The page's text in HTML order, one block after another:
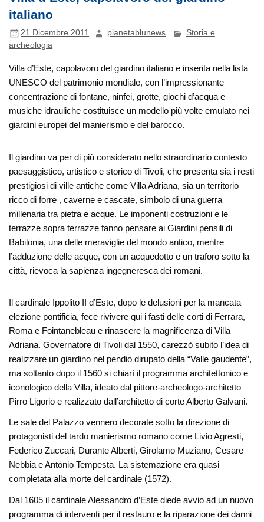
italiano
21 Dicembre 2011 pianetablunews
Storia e
archeologia
Villa d’Este, capolavoro del giardino italiano e inserita nella lista
UNESCO del patrimonio mondiale, con l’impressionante
concentrazione di fontane, ninfei, grotte, giochi d’acqua e
musiche idrauliche costituisce un modello più volte emulato nei
giardini europei del manierismo e del barocco.
Il giardino va per di più considerato nello straordinario contesto
paesaggistico, artistico e storico di Tivoli, che presenta sia i resti
prestigiosi di ville antiche come Villa Adriana, sia un territorio
ricco di forre , caverne e cascate, simbolo di una guerra
millenaria tra pietra e acque. Le imponenti costruzioni e le
terrazze sopra terrazze fanno pensare ai Giardini pensili di
Babilonia, una delle meraviglie del mondo antico, mentre
l’adduzione delle acque, con un acquedotto e un traforo sotto la
città, rievoca la sapienza ingegneresca dei romani.
Il cardinale Ippolito II d’Este, dopo le delusioni per la mancata
elezione pontificia, fece rivivere qui i fasti delle corti di Ferrara,
Roma e Fointanebleau e rinascere la magnificenza di Villa
Adriana. Governatore di Tivoli dal 1550, carezzò subito l’idea di
realizzare un giardino nel pendio dirupato della “Valle gaudente”,
ma soltanto dopo il 1560 si chiarì il programma architettonico e
iconologico della Villa, ideato dal pittore-archeologo-architetto
Pirro Ligorio e realizzato dall’architetto di corte Alberto Galvani.
Le sale del Palazzo vennero decorate sotto la direzione di
protagonisti del tardo manierismo romano come Livio Agresti,
Federico Zuccari, Durante Alberti, Girolamo Muziano, Cesare
Nebbia e Antonio Tempesta. La sistemazione era quasi
completata alla morte del cardinale (1572).
Dal 1605 il cardinale Alessandro d’Este diede avvio ad un nuovo
programma di interventi per il restauro e la riparazione dei danni